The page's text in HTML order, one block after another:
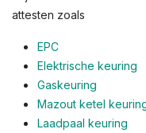
attesten zoals
EPC
Elektrische keuring
Gaskeuring
Mazout ketel
Laadpaal keuring